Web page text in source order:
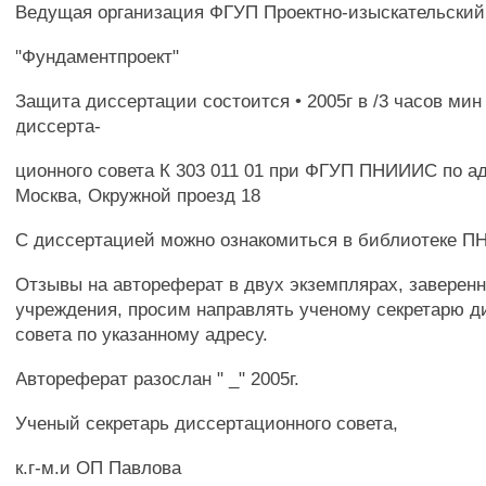
Ведущая организация ФГУП Проектно-
"Фундаментпроект"
Защита диссертации состоится • 2005г в /3 часов
диссерта-
ционного совета К 303 011 01 при ФГУП ПНИИИС по
Москва, Окружной проезд 18
С диссертацией можно ознакомиться в библиотеке
Отзывы на автореферат в двух экземплярах,
учреждения, просим направлять ученому секретарю
совета по указанному адресу.
Автореферат разослан " _" 2005г.
Ученый секретарь диссертационного совета,
к.г-м.и ОП Павлова